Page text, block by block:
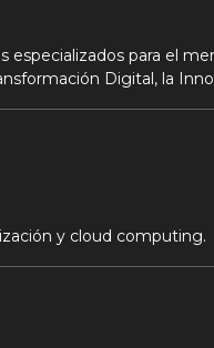
para el
Digital, la
y cloud computing.